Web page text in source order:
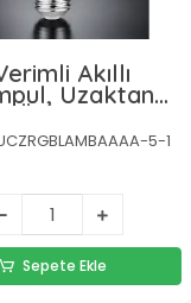
Akıllı
Uzaktan
Özellikli
5-1
Sepete Ekle